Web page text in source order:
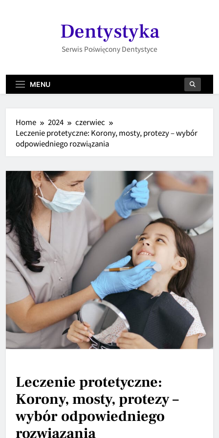
Dentystyka
Serwis Poświęcony Dentystyce
MENU
Home 2024
czerwiec
Leczenie protetyczne: Korony, mosty, protezy – wybór
odpowiedniego rozwiązania
Leczenie protetyczne:
Korony, mosty, protezy –
wybór odpowiedniego
rozwiązania